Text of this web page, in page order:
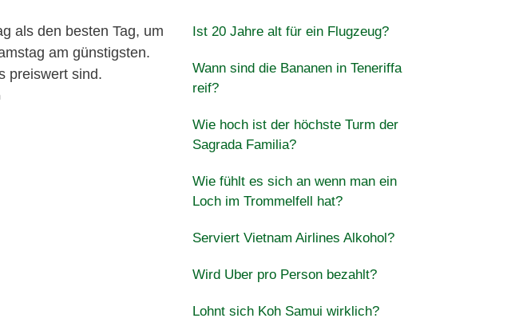
als den besten Tag, um
am günstigsten.
preiswert sind.
Ist 20 Jahre alt für ein Flugzeug?
Wann sind die Bananen in Teneriffa
reif?
Wie hoch ist der höchste Turm der
Sagrada Familia?
Wie fühlt es sich an wenn man ein
Loch im Trommelfell hat?
Serviert Vietnam Airlines Alkohol?
Wird Uber pro Person bezahlt?
Lohnt sich Koh Samui wirklich?